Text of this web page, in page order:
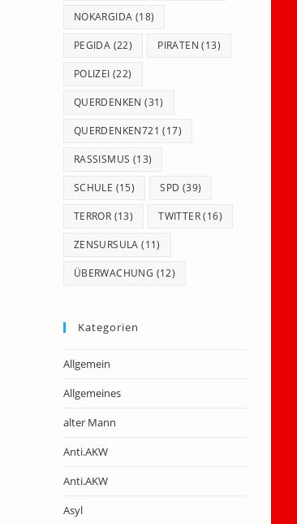
NOKARGIDA (18)
PEGIDA (22) PIRATEN (13)
POLIZEI (22)
QUERDENKEN (31)
QUERDENKEN721 (17)
RASSISMUS (13)
SCHULE (15) SPD (39)
TERROR (13) TWITTER(16)
ZENSURSULA (11)
ÜBERWACHUNG (12)
Kategorien
Allgemein
Allgemeines
alter Mann
Anti.AKW
Anti.AKW
Asyl